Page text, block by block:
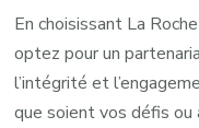
En choisissant La
optez pour un
l’intégrité et
que soient vos défis ou